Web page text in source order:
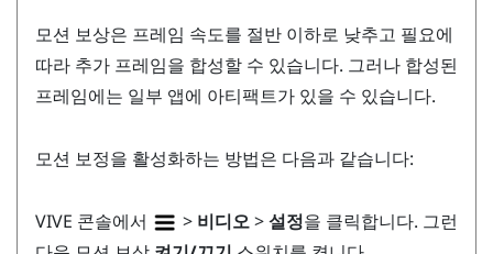
모션 보상은 프레임 속도를 절반 이하로 낮추고 필요에
따라 추가 프레임을 합성할 수 있습니다. 그러나 합성된
프레임에는 일부 앱에 아티팩트가 있을 수 있습니다.
모션 보정을 활성화하는 방법은 다음과 같습니다:
VIVE 콘솔에서 > 비디오>설정을 클릭합니다. 그런